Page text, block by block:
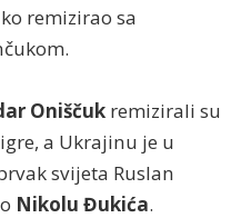
remizirao sa
Oniščuk remizirali su
a Ukrajinu je u
svijeta Ruslan
Nikolu Đukića.